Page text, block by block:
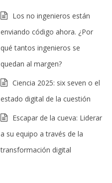
Los no ingenieros están
enviando código ahora. ¿Por
qué tantos ingenieros se
quedan al margen?
Ciencia 2025: six seven o el
estado digital de la cuestión
Escapar de la cueva: Liderar
a su equipo a través de la
transformación digital